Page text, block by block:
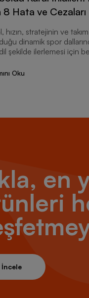
8 Hata ve Cezaları
hızın, stratejinin ve
dinamik spor
şekilde ilerlemesi için
Oku
en
İncele